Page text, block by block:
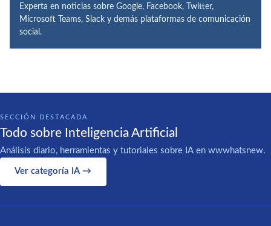
Experta en noticias sobre Google, Facebook, Twitter,
Microsoft Teams, Slack y demás plataformas de comunicación
social.
SECCIÓN DESTACADA
Todo sobre Inteligencia Artificial
Análisis diario, herramientas y tutoriales sobre IA en wwwhatsnew.
Ver categoría IA →